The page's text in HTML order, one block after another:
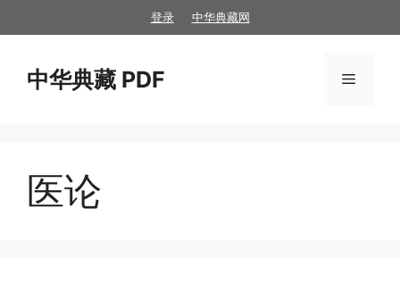
至
登录 中华典藏网
中华典藏 PDF 菜
医论